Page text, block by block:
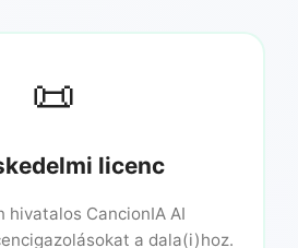
📜
licenc
hivatalos CancionIA AI
a dala(i)hoz.